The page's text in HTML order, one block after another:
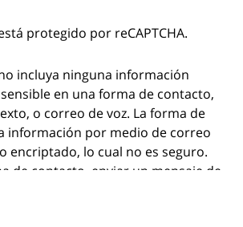
protegido por reCAPTCHA.
incluya ninguna información
en una forma de contacto,
o correo de voz. La forma de
información por medio de correo
encriptado, lo cual no es seguro.
de contacto, enviar un mensaje de